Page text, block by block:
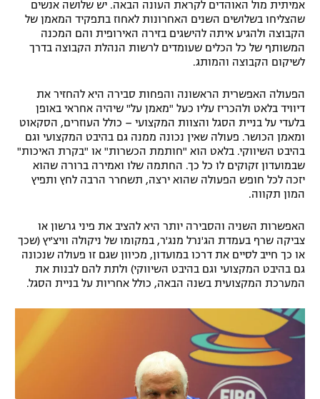
אמיתית מול האוהדים לקראת העונה הבאה. יש שלושה אנשים
שהצליחו בשלושים השנים האחרונות לאחוז בתפקיד המאמן של
הקבוצה ולהגיע איתה להישגים בזירה האירופית והם המכנה
המשותף של כל הכלים שעומדים לרשות הנהלת הקבוצה בדרך
לשיקום הקבוצה והמותג.
הפעולה האפשרית הראשונה והפחות סבירה היא להחזיר את
דיוויד בלאט ולהכריז עליו כעל "מאמן על" שיהיה אחראי באופן
בלעדי על בניית הסגל והצוות המקצועי – כולל העוזרים, הסקאוט
ומאמן הכושר. פעולה שאין נכונה ממנה גם בהיבט המקצועי וגם
בהיבט השיווקי. בלאט הוא "חותמת הכשרות" או "בקרת האיכות"
שבמועדון זקוקים לו כל כך. החתמה שלו ואמירה ברורה שהוא
יזכה לכל חופש הפעולה שהוא ירצה, תשחרר הרבה לחץ ותפיץ
המון תקווה.
האפשרות השניה והסבירה יותר היא להציב את פיני גרשון או
צביקה שרף בעמדת הג'נרל מנג'ר, במקומו של ניקולה וויצ'יץ (שכך
או כך חייב לסיים את דרכו במועדון, מכיוון שגם זו פעולה שנכונה
גם בהיבט המקצועי וגם בהיבט השיווקי) ולתת להם לבנות את
המערכת המקצועית בשנה הבאה, כולל אחריות על בניית הסגל.